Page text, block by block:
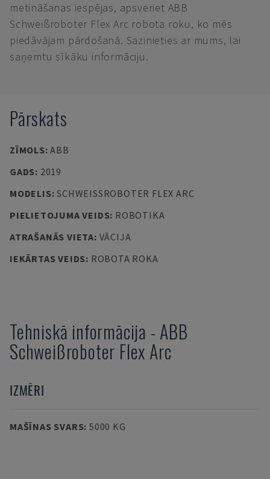
metināšanas iespējas, apsveriet ABB
Schweißroboter Flex Arc robota roku, ko mēs
piedāvājam pārdošanā. Sazinieties ar mums, lai
saņemtu sīkāku informāciju.
Pārskats
ZĪMOLS:ABB
GADS: 2019
MODELIS:SCHWEISSROBOTER FLEX ARC
PIELIETOJUMA VEIDS: ROBOTIKA
ATRAŠANĀS VIETA: VĀCIJA
IEKĀRTAS VEIDS: ROBOTA ROKA
Tehniskā informācija - ABB
Schweißroboter Flex Arc
IZMĒRI
MAŠĪNAS SVARS: 5000 KG